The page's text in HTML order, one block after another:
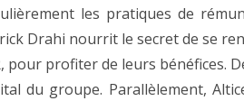
les pratiques de
Drahi nourrit le secret de se
pour profiter de leurs bénéfices.
du groupe. Parallèlement,